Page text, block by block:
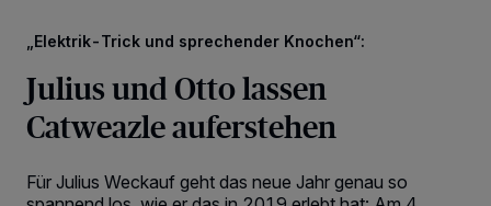
„Elektrik-Trick und sprechender Knochen“:
Julius und Otto lassen
Catweazle auferstehen
Für Julius Weckauf geht das neue Jahr genau so